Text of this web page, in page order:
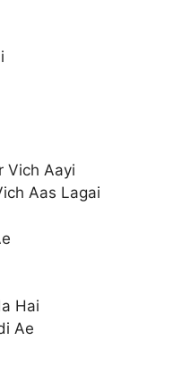
Vich Aayi
Aas Lagai
Hai
Ae